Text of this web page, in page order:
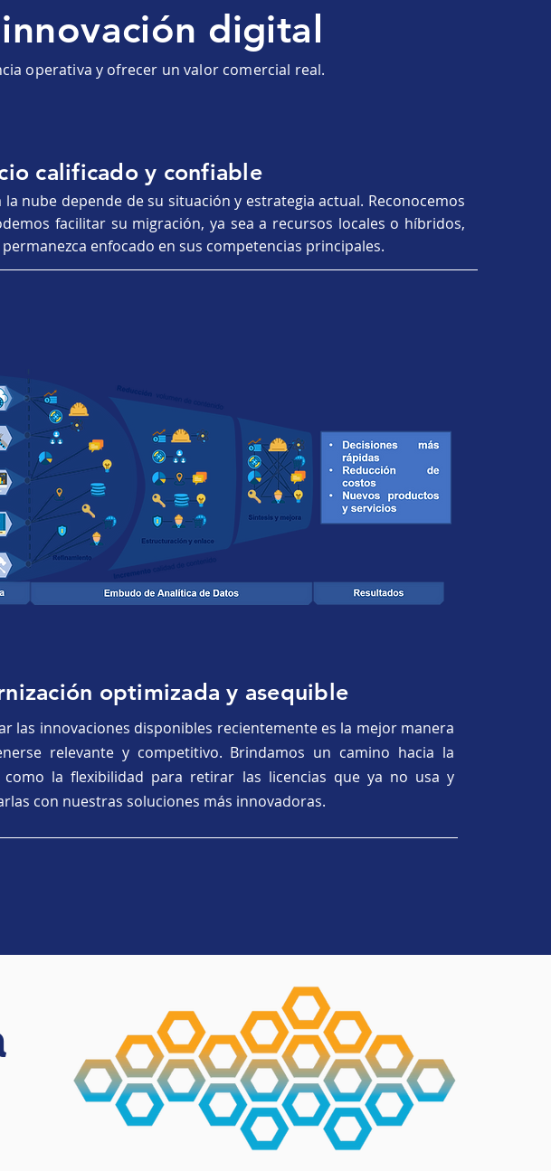
desde analítica integrada hasta
minoristas, energía,
neutralidad y apertura.
un valor comercial real.
digital
operativa y ofrecer un valor comercial real.
calificado y confiable
la nube depende de su situación y estrategia actual. Reconocemos
facilitar su migración, ya sea a recursos locales o híbridos,
enfocado en sus competencias principales.
optimizada y asequible
las innovaciones disponibles recientemente es la mejor manera
relevante y competitivo. Brindamos un camino hacia la
como la flexibilidad para retirar las licencias que ya no usa y
con nuestras soluciones más innovadoras.